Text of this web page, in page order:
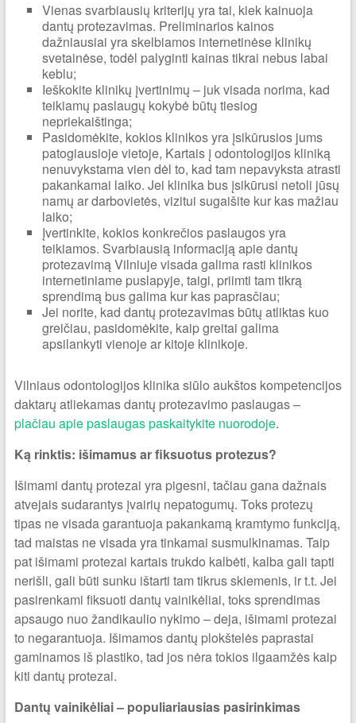
Vienas svarbiausių kriterijų yra tai, kiek kainuoja
dantų protezavimas. Preliminarios kainos
dažniausiai yra skelbiamos internetinėse klinikų
svetainėse, todėl palyginti kainas tikrai nebus labai
keblu;
Ieškokite klinikų įvertinimų – juk visada norima, kad
teikiamų paslaugų kokybė būtų tiesiog
nepriekaištinga;
Pasidomėkite, kokios klinikos yra įsikūrusios jums
patogiausioje vietoje, Kartais į odontologijos kliniką
nenuvykstama vien dėl to, kad tam nepavyksta atrasti
pakankamai laiko. Jei klinika bus įsikūrusi netoli jūsų
namų ar darbovietės, vizitui sugaišite kur kas mažiau
laiko;
Įvertinkite, kokios konkrečios paslaugos yra
teikiamos. Svarbiausią informaciją apie dantų
protezavimą Vilniuje visada galima rasti klinikos
internetiniame puslapyje, taigi, priimti tam tikrą
sprendimą bus galima kur kas paprasčiau;
Jei norite, kad dantų protezavimas būtų atliktas kuo
greičiau, pasidomėkite, kaip greitai galima
apsilankyti vienoje ar kitoje klinikoje.
Vilniaus odontologijos klinika siūlo aukštos kompetencijos
daktarų atliekamas dantų protezavimo paslaugas –
plačiau apie paslaugas paskaitykite nuorodoje.
Ką rinktis: išimamus ar fiksuotus protezus?
Išimami dantų protezai yra pigesni, tačiau gana dažnais
atvejais sudarantys įvairių nepatogumų. Toks protezų
tipas ne visada garantuoja pakankamą kramtymo funkciją,
tad maistas ne visada yra tinkamai susmulkinamas. Taip
pat išimami protezai kartais trukdo kalbėti, kalba gali tapti
nerišli, gali būti sunku ištarti tam tikrus skiemenis, ir t.t. Jei
pasirenkami fiksuoti dantų vainikėliai, toks sprendimas
apsaugo nuo žandikaulio nykimo – deja, išimami protezai
to negarantuoja. Išimamos dantų plokštelės paprastai
gaminamos iš plastiko, tad jos nėra tokios ilgaamžės kaip
kiti dantų protezai.
Dantų vainikėliai – populiariausias pasirinkimas